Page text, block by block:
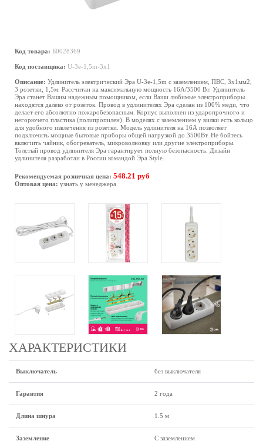
Код товара: Б0028369
Код поставщика: U-3e-1,5m-3x1
Описание: Удлинитель электрический Эра U-3e-1,5m с заземлением, ПВС, 3x1мм2,
3 розетки, 1,5м. Рассчитан на максимальную мощность 16А/3500 Вт. Удлинитель
Эра станет Вашим надежным помощником, если Ваши любимые электроприборы
находятся далеко от розеток. Провод в удлинителях Эра сделан из 100% меди, что
делает его абсолютно пожаробезопасным. Корпус выполнен из ударопрочного и
негорючего пластика (полипропилен). В моделях с заземлением у вилки есть кольцо
для удобного извлечения из розетки. Модель удлинителя на 16А позволяет
подключить мощные бытовые приборы общей нагрузкой до 3500Вт. Не бойтесь
включить чайник, обогреватель, микроволновку или другие электроприборы.
Толстый провод удлинителя Эра гарантирует полную безопасность. Дизайн
удлинителя разработан в России командой Эра Style.
Рекомендуемая розничная цена: 548.21 руб
Оптовая цена: узнать у менеджера
ХАРАКТЕРИСТИКИ
Выключатель без выключателя
Гарантия 2 года
Длина шнура 1.5 м
Заземление С заземлением